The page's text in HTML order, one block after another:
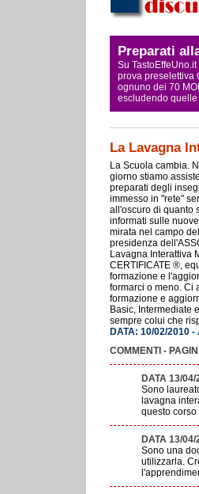
Preparati
Su
prova preselettiva
ognuno dei 70
escludendo
La Lavagna
La Scuola cambia.
giorno stiamo
preparati degli
immesso in "rete"
all'oscuro di quanto
informati sulle
mirata nel campo
presidenza
Lavagna Interattiva
CERTIFICATE ®,
formazione e
formarci o meno. Ci
formazione e
Basic, Intermediate
sempre colui che
DATA: 10/02/2010
COMMENTI -
DATA 13/
Sono
lavagna
questo
DATA 13/
Sono una
utilizzarla.